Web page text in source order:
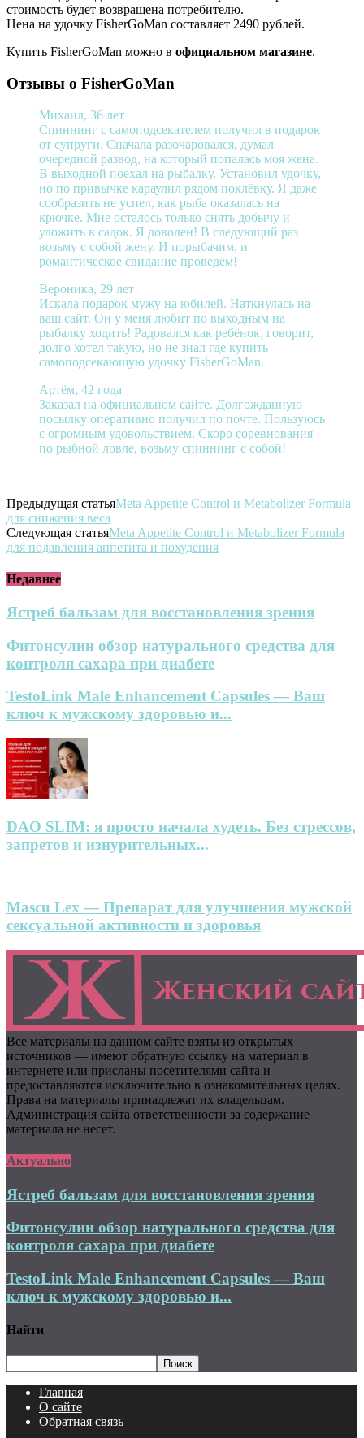
стоимость будет возвращена потребителю.
Цена на удочку FisherGoMan составляет 2490 рублей.
Купить FisherGoMan можно в официальном магазине.
Отзывы о FisherGoMan
Михаил, 36 лет
Спиннинг с самоподсекателем получил в подарок
от супруги. Сначала разочаровался, думал
очередной развод, на который попалась моя жена.
В выходной поехал на рыбалку. Установил удочку,
но по привычке караулил рядом поклёвку. Я даже
сообразить не успел, как рыба оказалась на
крючке. Мне осталось только снять добычу и
уложить в садок. Я доволен! В следующий раз
возьму с собой жену. И порыбачим, и
романтическое свидание проведём!
Вероника, 29 лет
Искала подарок мужу на юбилей. Наткнулась на
ваш сайт. Он у меня любит по выходным на
рыбалку ходить! Радовался как ребёнок, говорит,
долго хотел такую, но не знал где купить
самоподсекающую удочку FisherGoMan.
Артём, 42 года
Заказал на официальном сайте. Долгожданную
посылку оперативно получил по почте. Пользуюсь
с огромным удовольствием. Скоро соревнования
по рыбной ловле, возьму спиннинг с собой!
Предыдущая статьяMeta Appetite Control и Metabolizer Formula
для снижения веса
Следующая статьяMeta Appetite Control и Metabolizer Formula
для подавления аппетита и похудения
Недавнее
Ястреб бальзам для восстановления зрения
Фитонсулин обзор натурального средства для
контроля сахара при диабете
TestoLink Male Enhancement Capsules — Ваш
ключ к мужскому здоровью и...
DAO SLIM: я просто начала худеть. Без стрессов,
запретов и изнурительных...
Mascu Lex — Препарат для улучшения мужской
сексуальной активности и здоровья
Все материалы на данном сайте взяты из открытых
источников — имеют обратную ссылку на материал в
интернете или присланы посетителями сайта и
предоставляются исключительно в ознакомительных целях.
Права на материалы принадлежат их владельцам.
Администрация сайта ответственности за содержание
материала не несет.
Актуально
Ястреб бальзам для восстановления зрения
Фитонсулин обзор натурального средства для
контроля сахара при диабете
TestoLink Male Enhancement Capsules — Ваш
ключ к мужскому здоровью и...
Найти
Главная
О сайте
Обратная связь